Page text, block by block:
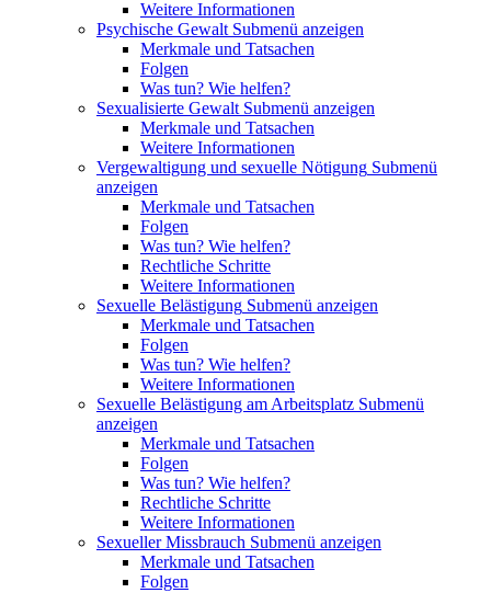
Weitere Informationen
Psychische Gewalt Submenü anzeigen
Merkmale und Tatsachen
Folgen
Was tun? Wie helfen?
Sexualisierte Gewalt Submenü anzeigen
Merkmale und Tatsachen
Weitere Informationen
Vergewaltigung und sexuelle Nötigung Submenü
anzeigen
Merkmale und Tatsachen
Folgen
Was tun? Wie helfen?
Rechtliche Schritte
Weitere Informationen
Sexuelle Belästigung Submenü anzeigen
Merkmale und Tatsachen
Folgen
Was tun? Wie helfen?
Weitere Informationen
Sexuelle Belästigung am Arbeitsplatz Submenü
anzeigen
Merkmale und Tatsachen
Folgen
Was tun? Wie helfen?
Rechtliche Schritte
Weitere Informationen
Sexueller Missbrauch Submenü anzeigen
Merkmale und Tatsachen
Folgen